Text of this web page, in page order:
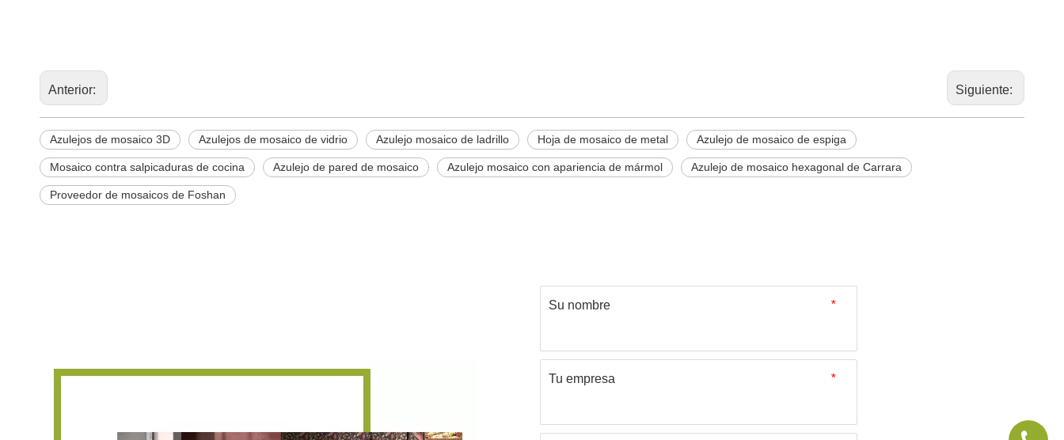
Anterior: Siguiente:
Azulejos de mosaico 3D Azulejos de mosaico de vidrio Azulejo mosaico de ladrillo Hoja de mosaico de metal Azulejo de mosaico de espiga
Mosaico contra salpicaduras de cocina Azulejo de pared de mosaico Azulejo mosaico con apariencia de mármol Azulejo de mosaico hexagonal de Carrara
Proveedor de mosaicos de Foshan
*
Su nombre
*
Tu empresa